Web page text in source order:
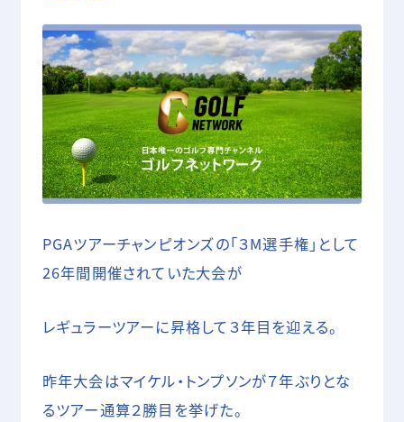
COMPANY RECRUIT CONTACT
PGAツアーチャンピオンズの「３M選手権」として
26年間開催されていた大会が
レギュラーツアーに昇格して３年目を迎える。
昨年大会はマイケル・トンプソンが７年ぶりとな
るツアー通算２勝目を挙げた。